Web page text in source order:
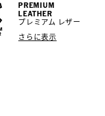
PREMIUM
LEATHER
プレミアム レザー
さらに表示